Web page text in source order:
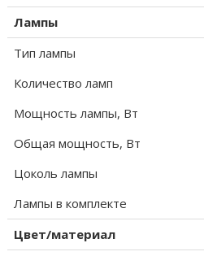
Лампы
Тип лампы
Количество ламп
Мощность лампы, Вт
Общая мощность, Вт
Цоколь лампы
Лампы в комплекте
Цвет/материал